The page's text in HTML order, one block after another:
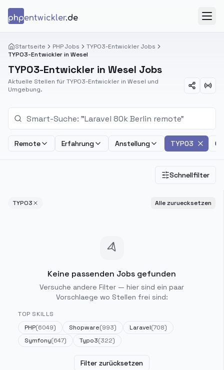
phpentwickler.de
Startseite PHP Jobs
TYPO3-Entwickler Jobs
TYPO3-Entwickler in Wesel
TYPO3-Entwickler in Wesel Jobs
Aktuelle Stellen für TYPO3-Entwickler in Wesel und
Umgebung.
Remote Erfahrung Anstellung TYPO3
Schnellfilter
TYPO3 Alle zuruecksetzen
Keine passenden Jobs gefunden
Versuche andere Filter — hier sind ein paar
Vorschlaege wo Stellen frei sind:
TOP SKILLS
PHP(6049) Shopware(993) Laravel(708)
Symfony(647) Typo3(322)
Filter zurücksetzen